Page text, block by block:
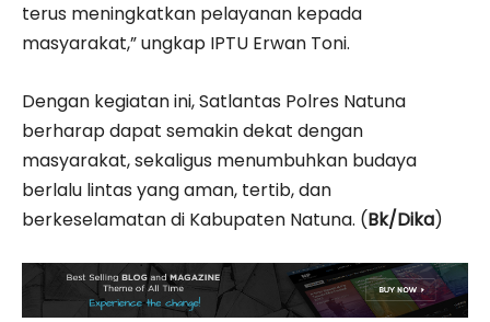
terus meningkatkan pelayanan kepada
masyarakat,” ungkap IPTU Erwan Toni.
Dengan kegiatan ini, Satlantas Polres Natuna
berharap dapat semakin dekat dengan
masyarakat, sekaligus menumbuhkan budaya
berlalu lintas yang aman, tertib, dan
berkeselamatan di Kabupaten Natuna. (Bk/Dika)